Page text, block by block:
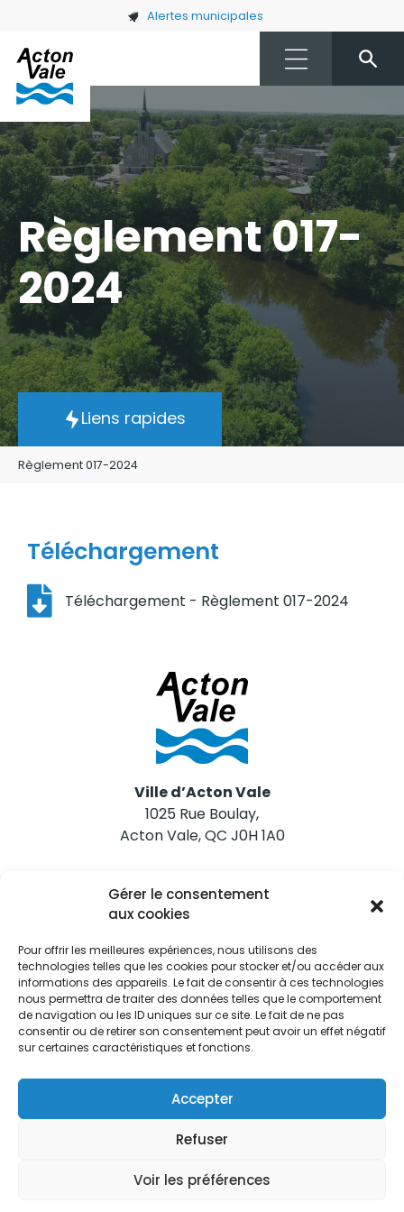
Gérer le consentement
aux cookies
Pour offrir les meilleures expériences, nous utilisons des
technologies telles que les cookies pour stocker et/ou accéder aux
informations des appareils. Le fait de consentir à ces technologies
nous permettra de traiter des données telles que le comportement
de navigation ou les ID uniques sur ce site. Le fait de ne pas
consentir ou de retirer son consentement peut avoir un effet négatif
sur certaines caractéristiques et fonctions.
Accepter
Refuser
Voir les préférences
Skip to main content Alertes municipales
Règlement 017-
2024
Liens rapides
Règlement 017-2024
Téléchargement
Téléchargement - Règlement 017-2024
Ville d’Acton Vale
1025 Rue Boulay,
Acton Vale, QC J0H 1A0
Nous joindre
Tél. 450 546-2703
Restez informés
Abonnez-vous aux alertes municipales
Je m'abonne